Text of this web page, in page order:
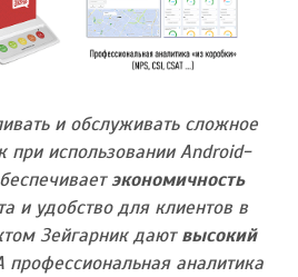
и обслуживать сложное
при использовании Android-
экономичность
и удобство для клиентов в
Зейгарник даютвысокий
профессиональная аналитика